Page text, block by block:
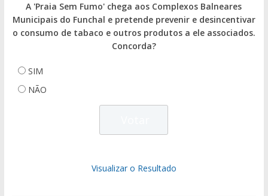
A 'Praia Sem Fumo' chega aos Complexos Balneares
Municipais do Funchal e pretende prevenir e desincentivar
o consumo de tabaco e outros produtos a ele associados.
Concorda?
SIM
NÃO
Visualizar o Resultado